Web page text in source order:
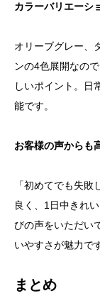
カラーバリエーシ
オリーブグレー、
ンの4色展開なの
しいポイント。日
能です。
お客様の声からも
「初めてでも失
良く、1日中きれ
びの声をいただい
いやすさが魅力で
まとめ